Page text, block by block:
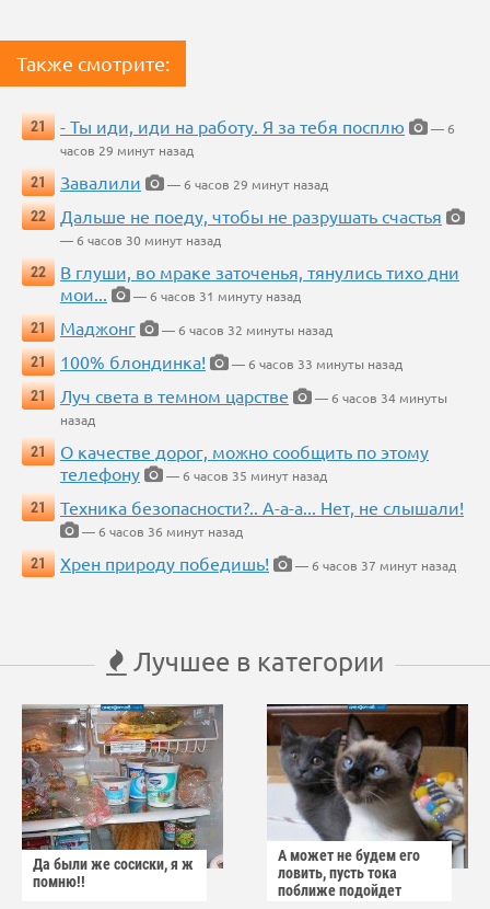
Также смотрите:
21 - Ты иди, иди на работу. Я за тебя посплю
— 6
часов 29 минут назад
21
Завалили
— 6 часов 29 минут назад
22
Дальше не поеду, чтобы не разрушать счастья
— 6 часов 30 минут назад
22
В глуши, во мраке заточенья, тянулись тихо дни
мои...
— 6 часов 31 минуту назад
21
Маджонг
— 6 часов 32 минуты назад
21
100% блондинка!
— 6 часов 33 минуты назад
21
Луч света в темном царстве
— 6 часов 34 минуты
назад
21
О качестве дорог, можно сообщить по этому
телефону
— 6 часов 35 минут назад
21
Техника безопасности?.. А-а-а... Нет, не слышали!
— 6 часов 36 минут назад
21
Хрен природу победишь! — 6 часов 37 минут назад
Лучшее в категории
Да были же сосиски, я ж
помню!!
А может не будем его
ловить, пусть тока
поближе подойдет